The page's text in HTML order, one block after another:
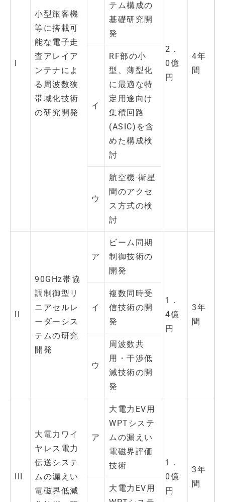
小型旅客機
等に搭載可
能な電子走
査アレイア
ンテナによ
る周波数狭
帯域化技術
の研究開発
テム構成の
基礎研究開
発
2．
0億
円
4年
間
イ
RF部の小
型、薄型化
に最適な特
定用途向け
集積回路
(ASIC)を含
めた構成検
討
ウ
航空機-衛星
間のアクセ
ス方式の検
討
90GHz帯協
調制御型リ
ニアセルレ
ーダーシス
テムの研究
開発
ア
ビーム同期
制御技術の
開発
1．
4億
円
3年
間
イ
複数同時受
信技術の開
発
ウ
周波数共
用・干渉低
減技術の開
発
大電力ワイ
ヤレス電力
伝送システ
ムの漏えい
電磁界低減
ア
大電力EV用
WPTシステ
ムの漏えい
電磁界評価
技術
1．
0億
円
3年
間
大電力EV用